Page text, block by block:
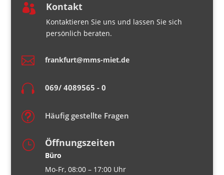
 Kontakt
Kontaktieren Sie uns und lassen Sie sich
persönlich beraten.
 frankfurt@mms-miet.de
 069/ 4089565 - 0
t Häufig gestellte Fragen
} Öffnungszeiten
Büro
Mo-Fr, 08:00 – 17:00 Uhr